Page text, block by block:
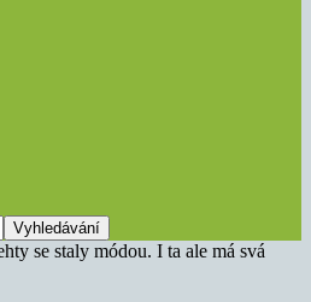
se staly módou. I ta ale má svá